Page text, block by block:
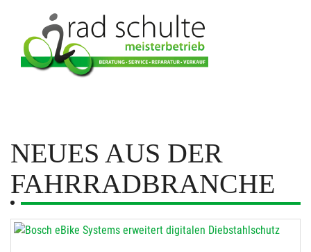
NEUES AUS DER
FAHRRADBRANCHE